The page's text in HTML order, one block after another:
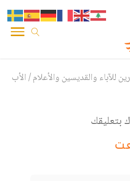
للآباء والقديسين والأعلام/الأب
بتعليقك